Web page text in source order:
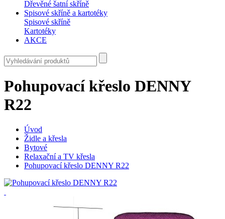
Dřevěné šatní skříně
Spisové skříně a kartotéky
Spisové skříně
Kartotéky
AKCE
Pohupovací křeslo DENNY
R22
Úvod
Židle a křesla
Bytové
Relaxační a TV křesla
Pohupovací křeslo DENNY R22